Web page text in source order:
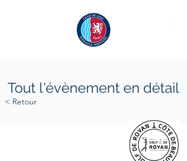
Tout l'évènement en détail
< Retour